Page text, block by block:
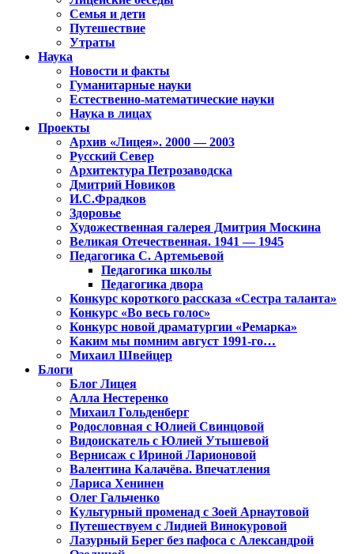
Семья и дети
Путешествие
Утраты
Наука
Новости и факты
Гуманитарные науки
Естественно-математические науки
Наука в лицах
Проекты
Архив «Лицея». 2000 — 2003
Русский Север
Архитектура Петрозаводска
Дмитрий Новиков
И.С.Фрадков
Здоровье
Художественная галерея Дмитрия Москина
Великая Отечественная. 1941 — 1945
Педагогика С. Артемьевой
Педагогика школы
Педагогика двора
Конкурс короткого рассказа «Сестра таланта»
Конкурс «Во весь голос»
Конкурс новой драматургии «Ремарка»
Каким мы помним август 1991-го…
Михаил Швейцер
Блоги
Блог Лицея
Алла Нестеренко
Михаил Гольденберг
Родословная с Юлией Свинцовой
Видоискатель с Юлией Утышевой
Вернисаж с Ириной Ларионовой
Валентина Калачёва. Впечатления
Лариса Хенинен
Олег Гальченко
Культурный променад с Зоей Арнаутовой
Путешествуем с Лидией Винокуровой
Лазурный Берег без пафоса с Александрой